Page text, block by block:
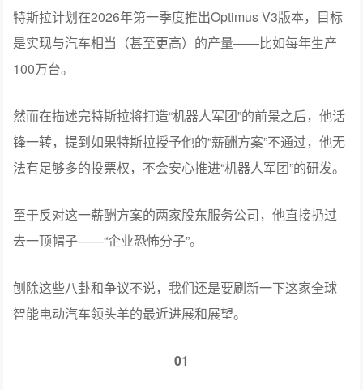
特斯拉计划在2026年第一季度推出Optimus V3版本，目标
是实现与汽车相当（甚至更高）的产量——比如每年生产
100万台。
然而在描述完特斯拉将打造“机器人军团”的前景之后，他话
锋一转，提到如果特斯拉授予他的“薪酬方案”不通过，他无
法有足够多的投票权，不会安心推进“机器人军团”的研发。
至于反对这一薪酬方案的两家股东服务公司，他直接扔过
去一顶帽子——“企业恐怖分子”。
刨除这些八卦和争议不说，我们还是要刷新一下这家全球
智能电动汽车领头羊的最近进展和展望。
01